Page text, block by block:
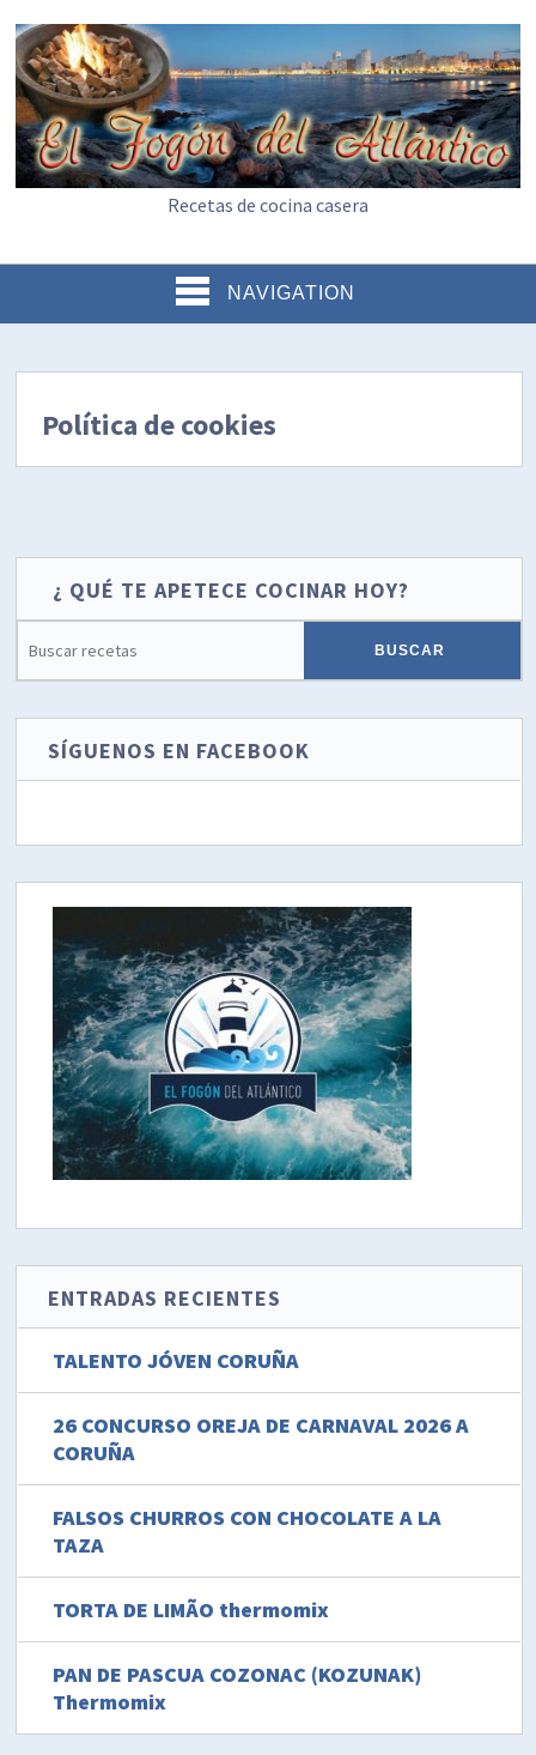
Recetas de cocina casera
NAVIGATION
Política de cookies
¿ QUÉ TE APETECE COCINAR HOY?
SÍGUENOS EN FACEBOOK
ENTRADAS RECIENTES
TALENTO JÓVEN CORUÑA
26 CONCURSO OREJA DE CARNAVAL 2026 A
CORUÑA
FALSOS CHURROS CON CHOCOLATE A LA
TAZA
TORTA DE LIMÃO thermomix
PAN DE PASCUA COZONAC (KOZUNAK)
Thermomix